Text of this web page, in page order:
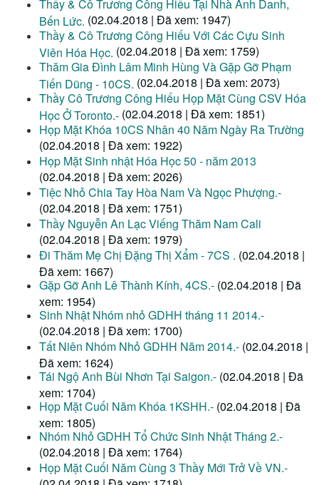
Thầy & Cô Trương Công Hiếu Tại Nhà Anh Danh,
Bến Lức. (02.04.2018 | Đã xem: 1947)
Thầy & Cô Trương Công Hiếu Với Các Cựu Sinh
Viên Hóa Học. (02.04.2018 | Đã xem: 1759)
Thăm Gia Đình Lâm Minh Hùng Và Gặp Gỡ Phạm
Tiến Dũng - 10CS. (02.04.2018 | Đã xem: 2073)
Thầy Cô Trương Công Hiếu Họp Mặt Cùng CSV Hóa
Học Ở Toronto.- (02.04.2018 | Đã xem: 1851)
Họp Mặt Khóa 10CS Nhân 40 Năm Ngày Ra Trường
(02.04.2018 | Đã xem: 1922)
Họp Mặt Sinh nhật Hóa Học 50 - năm 2013
(02.04.2018 | Đã xem: 2026)
Tiệc Nhỏ Chia Tay Hòa Nam Và Ngọc Phượng.-
(02.04.2018 | Đã xem: 1751)
Thầy Nguyễn An Lạc Viếng Thăm Nam Cali
(02.04.2018 | Đã xem: 1979)
Đi Thăm Mẹ Chị Đặng Thị Xẩm - 7CS . (02.04.2018 |
Đã xem: 1667)
Gặp Gỡ Anh Lê Thành Kính, 4CS.- (02.04.2018 | Đã
xem: 1954)
Sinh Nhật Nhóm nhỏ GDHH tháng 11 2014.-
(02.04.2018 | Đã xem: 1700)
Tất Niên Nhóm Nhỏ GDHH Năm 2014.- (02.04.2018 |
Đã xem: 1624)
Tái Ngộ Anh Bùi Nhơn Tại Saigon.- (02.04.2018 | Đã
xem: 1704)
Họp Mặt Cuối Năm Khóa 1KSHH.- (02.04.2018 | Đã
xem: 1805)
Nhóm Nhỏ GDHH Tổ Chức Sinh Nhật Tháng 2.-
(02.04.2018 | Đã xem: 1764)
Họp Mặt Cuối Năm Cùng 3 Thầy Mới Trở Về VN.-